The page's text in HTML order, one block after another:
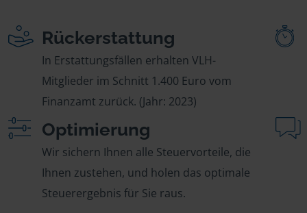
Rückerstattung
In Erstattungsfällen erhalten VLH-
Mitglieder im Schnitt 1.400 Euro vom
Finanzamt zurück. (Jahr: 2023)
Optimierung
Wir sichern Ihnen alle Steuervorteile, die
Ihnen zustehen, und holen das optimale
Steuerergebnis für Sie raus.